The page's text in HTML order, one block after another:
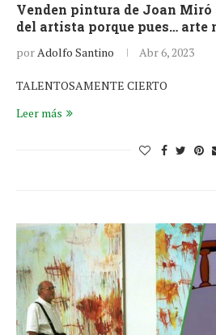
Venden pintura de Joan Miró
del artista porque pues… arte
porAdolfo Santino Abr 6, 2023
TALENTOSAMENTE CIERTO
Leer más